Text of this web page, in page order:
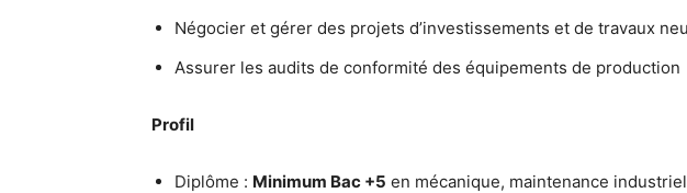
Négocier et gérer des projets d’investissements et de travaux
Assurer les audits de conformité des équipements de production
Profil
Diplôme : Minimum Bac +5 en mécanique, maintenance